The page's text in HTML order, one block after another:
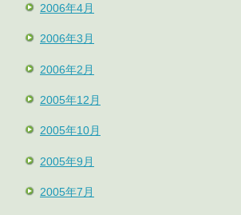
2006年4月
2006年3月
2006年2月
2005年12月
2005年10月
2005年9月
2005年7月